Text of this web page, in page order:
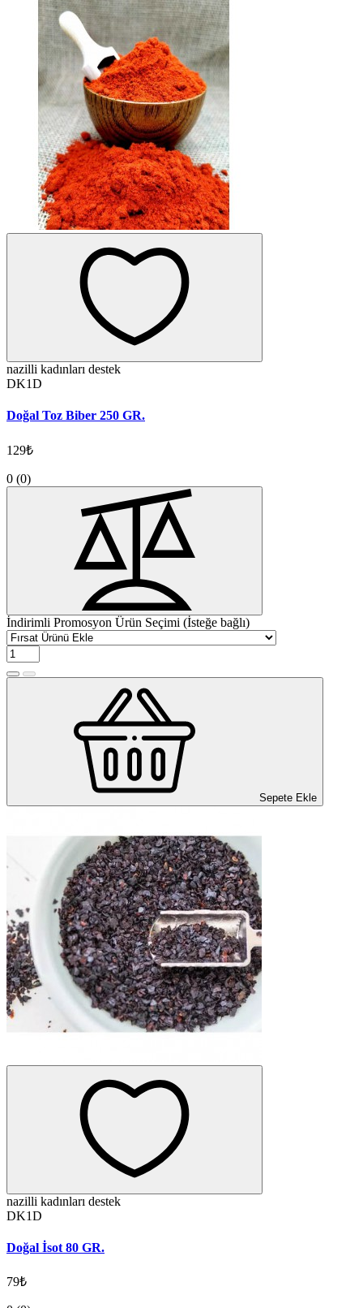
nazilli kadınları destek
DK1D
Doğal Toz Biber 250 GR.
129₺
0 (0)
İndirimli Promosyon Ürün Seçimi (İsteğe bağlı)
Sepete Ekle
nazilli kadınları destek
DK1D
Doğal İsot 80 GR.
79₺